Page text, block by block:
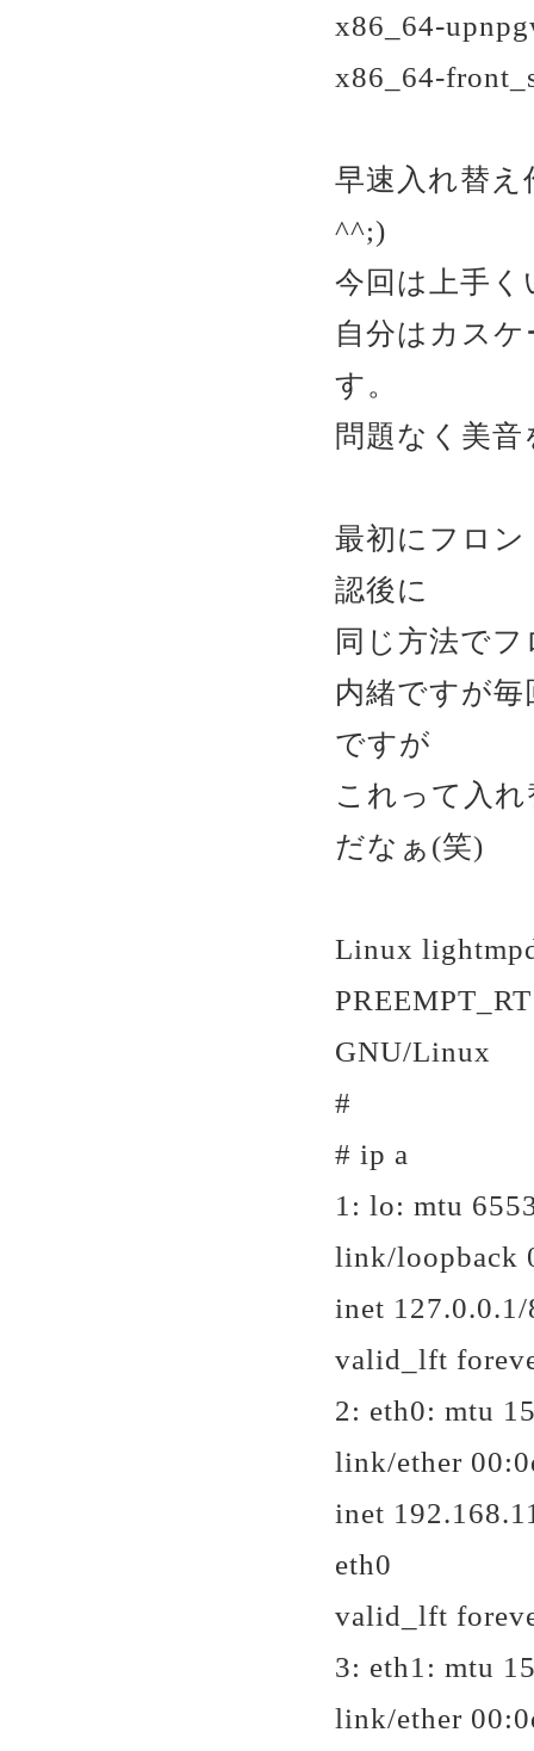
x86_64-
x86_64-
早速入れ替
^^;)
今回は上手
自分はカス
す。
問題なく美
最初にフロ
認後に
同じ方法で
内緒ですが
ですが
これって入
だなぁ(笑)
Linux
GNU/Linux
#
# ip a
1: lo: mtu
link/loopback
inet
valid_lft
2: eth0: mtu
link/ether
inet
eth0
valid_lft
3: eth1: mtu
link/ether